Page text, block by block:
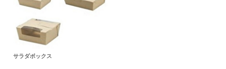
サラダボックス